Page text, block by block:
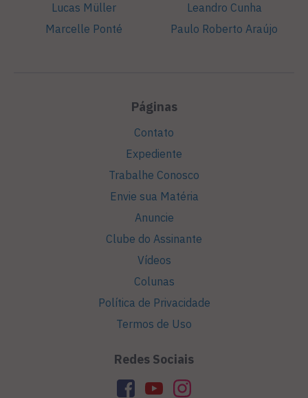
Lucas Müller
Marcelle Ponté
Leandro Cunha
Paulo Roberto Araújo
Páginas
Contato
Expediente
Trabalhe Conosco
Envie sua Matéria
Anuncie
Clube do Assinante
Vídeos
Colunas
Política de Privacidade
Termos de Uso
Redes Sociais